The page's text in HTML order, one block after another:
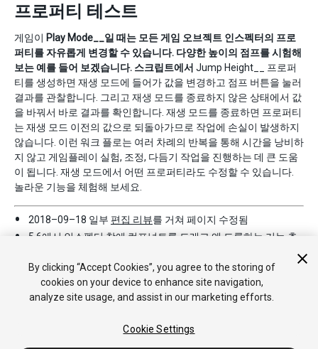
프로퍼티 테스트
게임이 Play Mode__일 때는 모든 게임 오브젝트 인스펙터의 프로
퍼티를 자유롭게 변경할 수 있습니다. 다양한 높이의 점프를 시험해
보는 예를 들어 보겠습니다. 스크립트에서 Jump Height__ 프로퍼
티를 생성하면 재생 모드에 들어가 값을 변경하고 점프 버튼을 눌러
결과를 관찰합니다. 그리고 재생 모드를 종료하지 않은 상태에서 값
을 바꿔서 바로 결과를 확인합니다. 재생 모드를 종료하면 프로퍼티
는 재생 모드 이전의 값으로 되돌아가므로 작업에 손실이 발생하지
않습니다. 이런 워크 플로는 여러 차례의 반복을 통해 시간을 낭비하
지 않고 게임플레이 실험, 조정, 다듬기 작업을 진행하는 데 큰 도움
이 됩니다. 재생 모드에서 어떤 프로퍼티라도 수정할 수 있습니다.
놀라운 기능을 체험해 보세요.
2018–09–18 일부 편집 리뷰를 거쳐 페이지 수정됨
5.6에서 인스펙터 창에 컴포넌트를 드래그 앤 드롭하는 기능 추
By clicking “Accept Cookies”, you agree to the storing of
cookies on your device to enhance site navigation,
analyze site usage, and assist in our marketing efforts.
Cookie Settings